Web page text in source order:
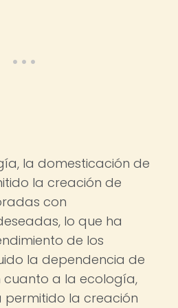
la domesticación de
la creación de
con
lo que ha
de los
la dependencia de
cuanto a la ecología,
la creación